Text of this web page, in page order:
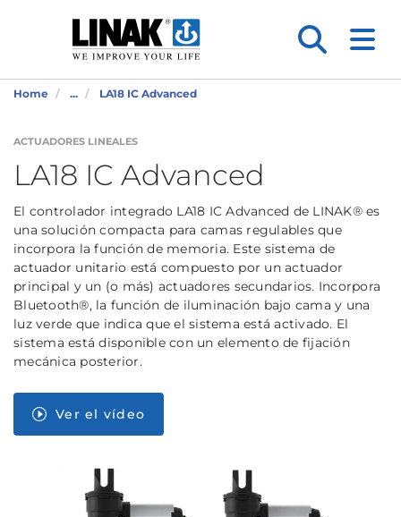
Home ... LA18 IC Advanced
ACTUADORES LINEALES
LA18 IC Advanced
El controlador integrado LA18 IC Advanced de LINAK® es
una solución compacta para camas regulables que
incorpora la función de memoria. Este sistema de
actuador unitario está compuesto por un actuador
principal y un (o más) actuadores secundarios. Incorpora
Bluetooth®, la función de iluminación bajo cama y una
luz verde que indica que el sistema está activado. El
sistema está disponible con un elemento de fijación
mecánica posterior.
Ver el vídeo